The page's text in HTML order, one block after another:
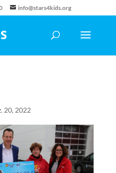
info@stars4kids.org
20, 2022